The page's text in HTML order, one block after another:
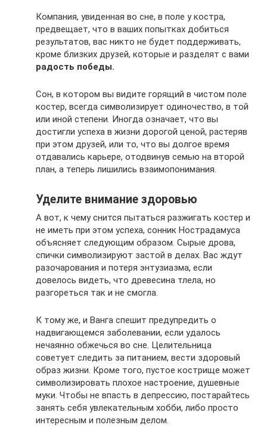
Компания, увиденная во сне, в поле у костра,
предвещает, что в ваших попытках добиться
результатов, вас никто не будет поддерживать,
кроме близких друзей, которые и разделят с вами
радость победы.
Сон, в котором вы видите горящий в чистом поле
костер, всегда символизирует одиночество, в той
или иной степени. Иногда означает, что вы
достигли успеха в жизни дорогой ценой, растеряв
при этом друзей, или то, что вы долгое время
отдавались карьере, отодвинув семью на второй
план, а теперь лишились взаимопонимания.
Уделите внимание здоровью
А вот, к чему снится пытаться разжигать костер и
не иметь при этом успеха, сонник Нострадамуса
объясняет следующим образом. Сырые дрова,
спички символизируют застой в делах. Вас ждут
разочарования и потеря энтузиазма, если
довелось видеть, что древесина тлела, но
разгореться так и не смогла.
К тому же, и Ванга спешит предупредить о
надвигающемся заболевании, если удалось
нечаянно обжечься во сне. Целительница
советует следить за питанием, вести здоровый
образ жизни. Кроме того, пустое кострище может
символизировать плохое настроение, душевные
муки. Чтобы не впасть в депрессию, постарайтесь
занять себя увлекательным хобби, либо просто
интересным и полезным делом.